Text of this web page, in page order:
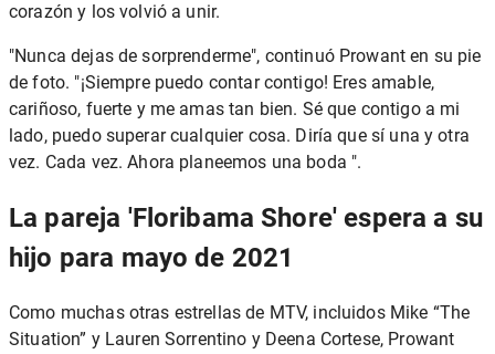
corazón y los volvió a unir.
"Nunca dejas de sorprenderme", continuó Prowant en su pie
de foto. "¡Siempre puedo contar contigo! Eres amable,
cariñoso, fuerte y me amas tan bien. Sé que contigo a mi
lado, puedo superar cualquier cosa. Diría que sí una y otra
vez. Cada vez. Ahora planeemos una boda ".
La pareja 'Floribama Shore' espera a su
hijo para mayo de 2021
Como muchas otras estrellas de MTV, incluidos Mike “The
Situation” y Lauren Sorrentino y Deena Cortese, Prowant